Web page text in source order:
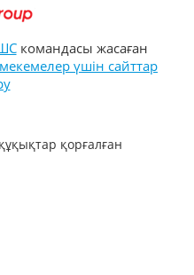
командасы жасаған
үшін сайттар
қорғалған